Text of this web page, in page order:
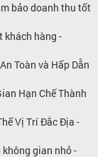
bảo doanh thu tốt
khách hàng -
Toàn và Hấp Dẫn
Hạn Chế Thành
Vị Trí Đắc Địa -
gian nhỏ -